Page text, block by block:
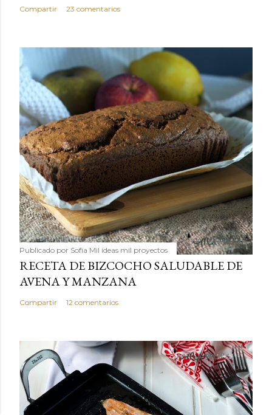
Compartir 23 comentarios
Publicado por Sofía Mil ideas mil proyectos
RECETA DE BIZCOCHO SALUDABLE DE
AVENA Y MANZANA
Compartir 12 comentarios